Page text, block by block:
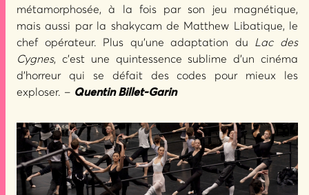
métamorphosée, à la fois par son jeu magnétique,
mais aussi par la shakycam de Matthew Libatique, le
chef opérateur. Plus qu’une adaptation du Lac des
Cygnes, c’est une quintessence sublime d’un cinéma
d’horreur qui se défait des codes pour mieux les
exploser. – Quentin Billet-Garin